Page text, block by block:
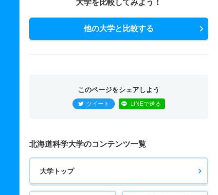
大学を比較してみよう！
他の大学と比較する
このページをシェアしよう
ツイート LINEで送る
北海道科学大学のコンテンツ一覧
大学トップ